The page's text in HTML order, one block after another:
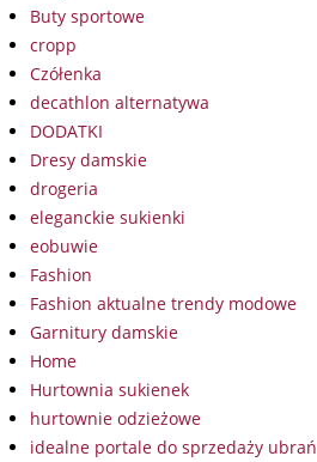
Buty sportowe
cropp
Czółenka
decathlon alternatywa
DODATKI
Dresy damskie
drogeria
eleganckie sukienki
eobuwie
Fashion
Fashion aktualne trendy modowe
Garnitury damskie
Home
Hurtownia sukienek
hurtownie odzieżowe
idealne portale do sprzedaży ubrań